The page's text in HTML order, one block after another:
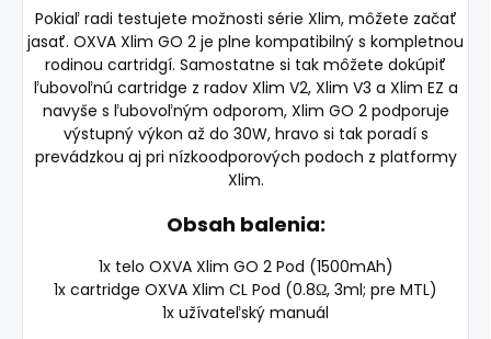
Pokiaľ radi testujete možnosti série Xlim, môžete začať
jasať. OXVA Xlim GO 2 je plne kompatibilný s kompletnou
rodinou cartridgí. Samostatne si tak môžete dokúpiť
ľubovoľnú cartridge z radov Xlim V2, Xlim V3 a Xlim EZ a
navyše s ľubovoľným odporom, Xlim GO 2 podporuje
výstupný výkon až do 30W, hravo si tak poradí s
prevádzkou aj pri nízkoodporových podoch z platformy
Xlim.
Obsah balenia:
1x telo OXVA Xlim GO 2 Pod (1500mAh)
1x cartridge OXVA Xlim CL Pod (0.8Ω, 3ml; pre MTL)
1x užívateľský manuál